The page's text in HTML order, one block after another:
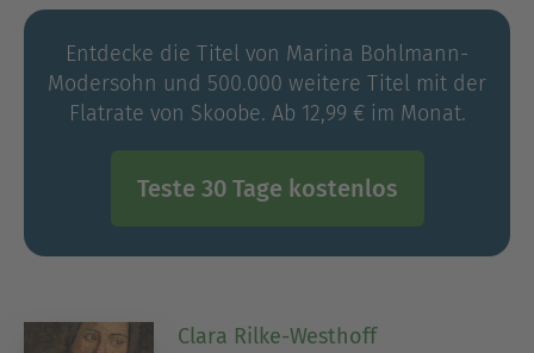
Entdecke die Titel von Marina Bohlmann-
Modersohn und 500.000 weitere Titel mit der
Flatrate von Skoobe. Ab 12,99 € im Monat.
Teste 30 Tage kostenlos
Clara Rilke-Westhoff